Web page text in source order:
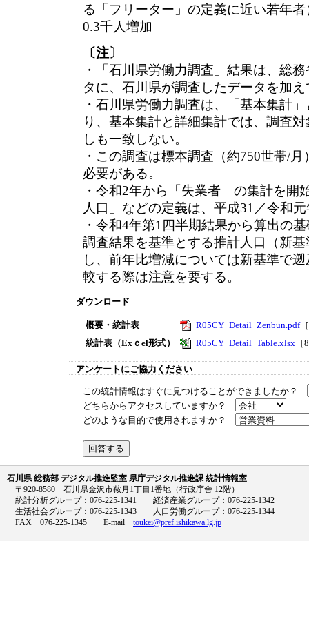
る「フリーター」の定義に近い若年
0.3千人増加
〔注〕
・「石川県労働力調査」結果は、総
タに、石川県が調査したデータを加
・石川県労働力調査は、「基本集計
り、基本集計と詳細集計では、調査
しも一致しない。
・この調査は標本調査（約750世帯/
必要がある。
・令和2年から「失業者」の集計を開
人口」などの定義は、平成31／令和
・令和4年第1四半期結果から算出の
調査結果を基準とする推計人口（新
し、前年比増減については新基準で
較する際は注意を要する。
ダウンロード
概要・統計表 R05CY_Detail_Zenbun.pdf
統計表（Exｃel形式）
R05CY_Detail_Table.xlsx
アンケートにご協力ください
この統計情報はすぐに見つけることができましたか？
どちらからアクセスしていますか？
どのような目的で使用されますか？
石川県 総務部 デジタル推進監室 県庁デジタル推進課 統計情報室
〒920-8580 石川県金沢市鞍月1丁目1番地（行政庁舎 12階）
統計分析グループ：076-225-1341 経済産業グループ：076-225-1342
生活社会グループ：076-225-1343 人口労働グループ：076-225-1344
FAX 076-225-1345 E-mail toukei@pref.ishikawa.lg.jp